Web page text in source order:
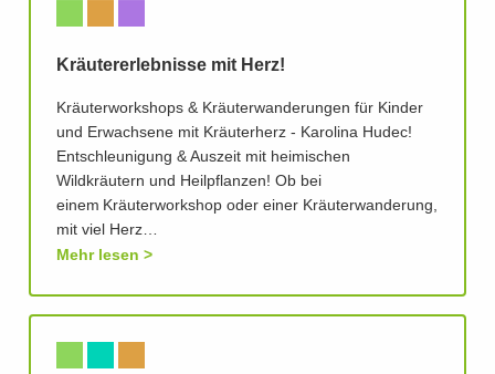
Kräutererlebnisse mit Herz!
Kräuterworkshops & Kräuterwanderungen für Kinder
und Erwachsene mit Kräuterherz - Karolina Hudec!
Entschleunigung & Auszeit mit heimischen
Wildkräutern und Heilpflanzen! Ob bei
einem Kräuterworkshop oder einer Kräuterwanderung,
mit viel Herz…
Mehr lesen